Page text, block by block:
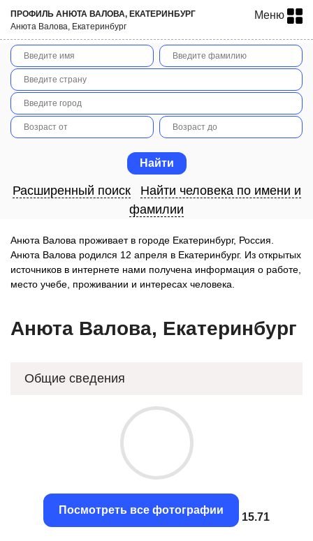
ПРОФИЛЬ АНЮТА ВАЛОВА, ЕКАТЕРИНБУРГ
Анюта Валова, Екатеринбург
Меню
Расширенный поиск
Найти человека по имени и
фамилии
Анюта Валова проживает в городе Екатеринбург, Россия.
Анюта Валова родился 12 апреля в Екатеринбург. Из открытых
источников в интернете нами получена информация о работе,
место учебе, проживании и интересах человека.
Анюта Валова, Екатеринбург
Общие сведения
Посмотреть все фотографии
15.41